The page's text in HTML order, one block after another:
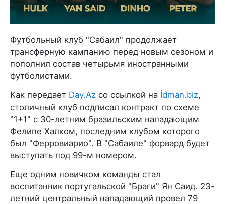
Футбольный клуб "Сабаил" продолжает
трансферную кампанию перед новым сезоном и
пополнил состав четырьмя иностранными
футболистами.
Как передает Day.Az со ссылкой на İdman.biz,
столичный клуб подписал контракт по схеме
"1+1" с 30-летним бразильским нападающим
Фелипе Халком, последним клубом которого
был "Ферровиарио". В "Сабаиле" форвард будет
выступать под 99-м номером.
Еще одним новичком команды стал
воспитанник португальской "Браги" Ян Саид. 23-
летний центральный нападающий провел 79